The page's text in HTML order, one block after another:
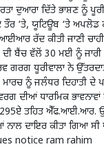
ਦੁਆਰਾ ਦਿੱਤੇ ਭਾਸ਼ਣ ਨੂੰ
‘ਤੇ, ਯੂਟਿਊਬ ‘ਤੇ ਅਪਲੋਡ
ਰੱਦ ਕੀਤੀ ਜਾਣੀ
ਦੀ ਬੈਂਚ ਵੱਲੋਂ 30 ਮਈ ਨੂੰ
ਧੂਰੀਵਾਲਾ ਨੇ
ਨੂੰ ਜਲੰਧਰ ਦਿਹਾਤੀ ਦੇ
ਦੀਆਂ ਧਾਰਮਿਕ
295ਏ ਤਹਿਤ ਐੱਫ.ਆਈ.ਆਰ.
ਨਾਲ ਦਾਇਰ ਕੀਤਾ ਗਿਆ
notice ram rahim